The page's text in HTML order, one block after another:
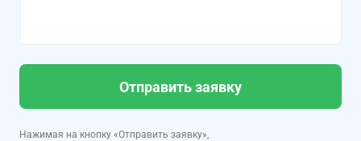
Отправить заявку
Нажимая на кнопку «Отправить заявку»,